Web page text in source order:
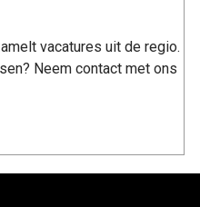
vacatures uit de regio.
Neem contact met ons